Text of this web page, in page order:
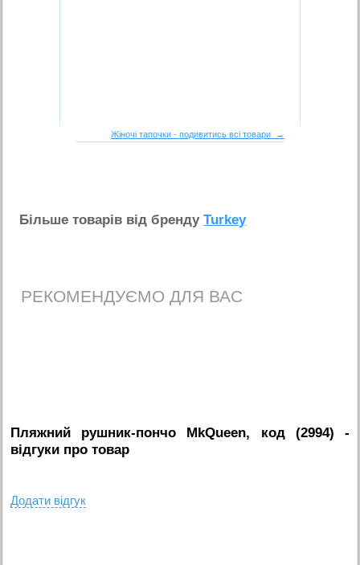
Жіночі тапочки - подивитись всі товари →
Бiльше товарiв вiд брендуTurkey
РЕКОМЕНДУЄМО ДЛЯ ВАС
Пляжний рушник-пончо MkQueen, код (2994) -
вiдгуки про товар
Додати вiдгук